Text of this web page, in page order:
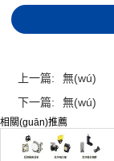
上一篇:
無(wú)
下一篇:
無(wú)
相關(guān)推薦